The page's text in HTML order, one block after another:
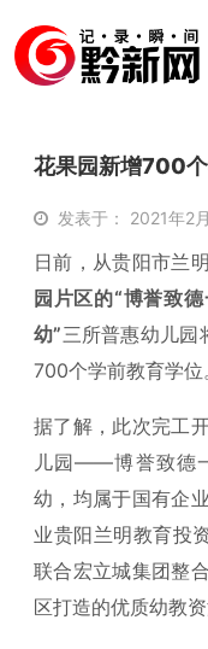
花果园新增700
发表于： 2021年2
日前，从贵阳市兰
园片区的“博誉致
幼”三所普惠幼儿园
700个学前教育学位
据了解，此次完工
儿园——博誉致德
幼，均属于国有企
业贵阳兰明教育投
联合宏立城集团整
区打造的优质幼教资